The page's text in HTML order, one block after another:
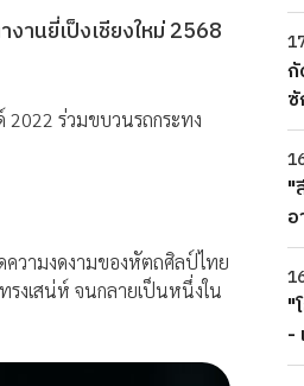
านยี่เป็งเชียงใหม่ 2568
2022 ร่วมขบวนรถกระทง
วามงดงามของหัตถศิลป์ไทย
งเสน่ห์ จนกลายเป็นหนึ่งใน
กั
"
"
-